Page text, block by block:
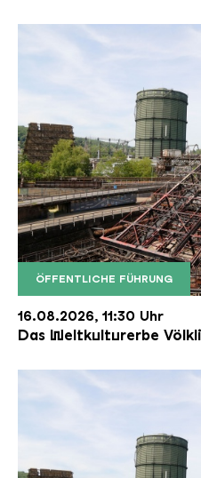
ÖFFENTLICHE FÜHRUNG
Der Erzschrägaufzug
Copyright:
16.08.2026, 11:30 Uhr
Das Weltkulturerbe